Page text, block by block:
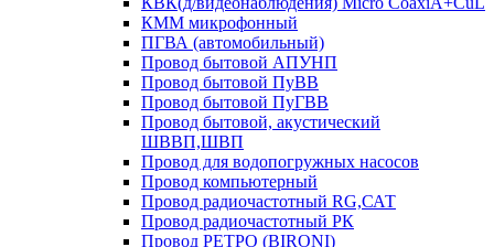
КММ микрофонный
ПГВА (автомобильный)
Провод бытовой АПУНП
Провод бытовой ПуВВ
Провод бытовой ПуГВВ
Провод бытовой, акустический
ШВВП,ШВП
Провод для водопогружных насосов
Провод компьютерный
Провод радиочастотный RG,САТ
Провод радиочастотный РК
Провод РЕТРО (BIRONI)